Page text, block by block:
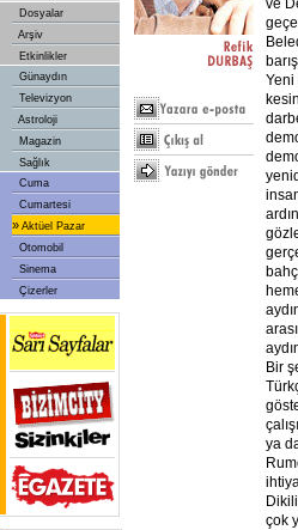
Dosyalar
Arşiv
Etkinlikler
Günaydın
Televizyon
Astroloji
Magazin
Sağlık
Cuma
Cumartesi
» Aktüel Pazar
Otomobil
Sinema
Çizerler
ve
Yeni
Bir
ya
çok